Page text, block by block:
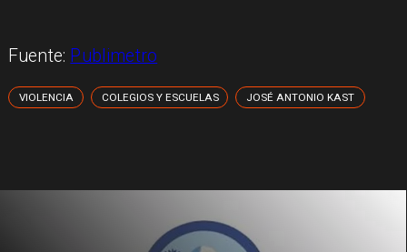
Fuente: Publimetro
VIOLENCIA COLEGIOS Y ESCUELAS JOSÉ ANTONIO KAST